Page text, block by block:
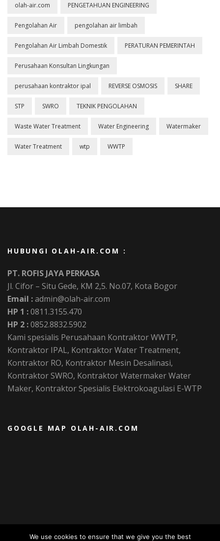
olah-air.com PENGETAHUAN ENGINEERING
Pengolahan Air pengolahan air limbah
Pengolahan Air Limbah Domestik PERATURAN PEMERINTAH
Perusahaan Konsultan Lingkungan
perusahaan kontraktor ipal REVERSE OSMOSIS SHARE
STP SWRO TEKNIK PENGOLAHAN
Waste Water Treatment Water Engineering Watermaker
Water Treatment wtp WWTP
HUBUNGI OLAH-AIR.COM :
PT. ROFIS JAYA PERKASA
Jl. Cifor – Situ Gede, KM 2,5. No.07, Kota Bogor
Email :admin@olah-air.com
HP 1 :0811.3155.470
HP 2 :0852.8832.5902
Kami spesialis Perusahaan Kontraktor WWTP,
Kontraktor IPAL, Kontraktor Water Treatment,
Kontraktor RO, Kontraktor Mesin Desalinasi,
Kontraktor SWRO, Kontraktor Watermaker Water
Maker, Kontraktor Spesialis Elektrokoagulasi E-WTP
GOOGLE MAP OLAH-AIR.COM
We use cookies to ensure that we give you the best